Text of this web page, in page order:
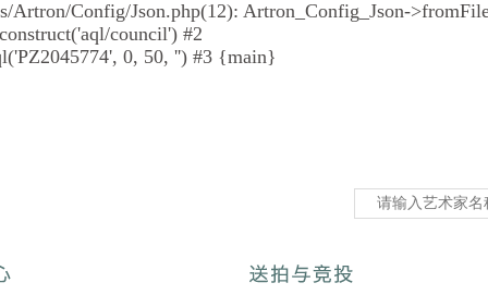
Artron/Config/Json.php(12): Artron_Config_Json-
council') #2
0, 50, '') #3 {main}